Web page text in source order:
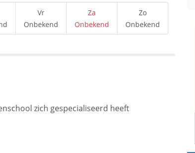
Vr
Onbekend
Za
Onbekend
Zo
Onbekend
zich gespecialiseerd heeft